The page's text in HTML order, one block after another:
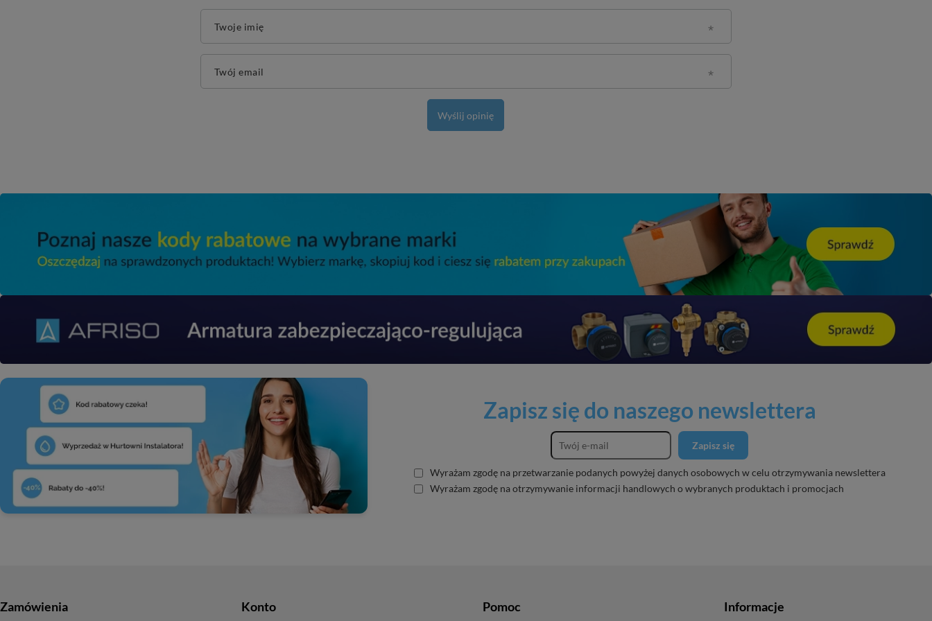
Twoje imię
Twój email
Wyślij opinię
Zapisz się do naszego newslettera
Zapisz się
Wyrażam zgodę na przetwarzanie podanych powyżej danych osobowych w celu otrzymywania newslettera
Wyrażam zgodę na otrzymywanie informacji handlowych o wybranych produktach i promocjach
Zamówienia Konto Pomoc Informacje